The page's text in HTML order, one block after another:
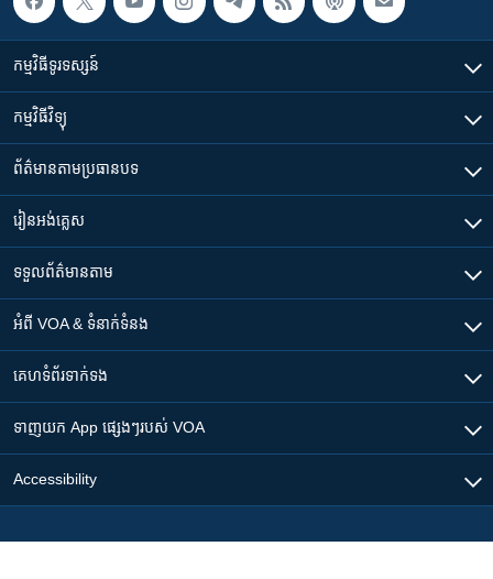
កម្មវិធី​ទូរទស្សន៍
កម្មវិធី​វិទ្យុ
ព័ត៌មាន​តាមប្រធានបទ​
រៀន​​អង់គ្លេស
ទទួល​ព័ត៌មាន​តាម
អំពី​ VOA & ទំនាក់ទំនង
គេហទំព័រ​​ទាក់ទង
ទាញយក​ App ផ្សេងៗ​របស់​ VOA
Accessibility